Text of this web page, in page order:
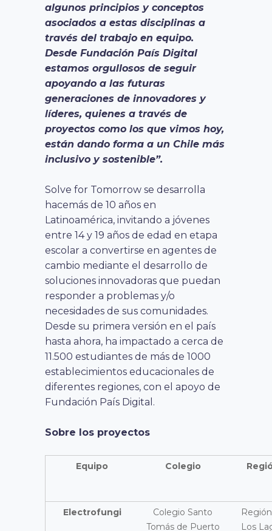
algunos principios y conceptos
asociados a estas disciplinas a
través del trabajo en equipo.
Desde Fundación País Digital
estamos orgullosos de seguir
apoyando a las futuras
generaciones de innovadores y
líderes, quienes a través de
proyectos como los que vimos hoy,
están dando forma a un Chile más
inclusivo y sostenible”.
Solve for Tomorrow se desarrolla
hacemás de 10 años en
Latinoamérica, invitando a jóvenes
entre 14 y 19 años de edad en etapa
escolar a convertirse en agentes de
cambio mediante el desarrollo de
soluciones innovadoras que puedan
responder a problemas y/o
necesidades de sus comunidades.
Desde su primera versión en el país
hasta ahora, ha impactado a cerca de
11.500 estudiantes de más de 1000
establecimientos educacionales de
diferentes regiones, con el apoyo de
Fundación País Digital.
Sobre los proyectos
Equipo Colegio
Electrofungi
Colegio Santo
Tomás de Puerto
Los